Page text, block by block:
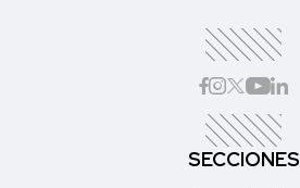
SECCIONES